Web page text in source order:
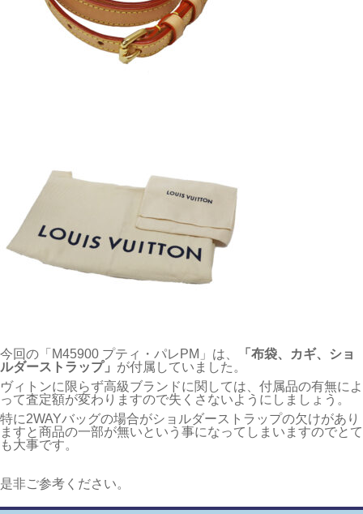
今回の「M45900 プティ・パレPM」は、
「布袋、カギ、ショ
ルダーストラップ」 が付属していました。
ヴィトンに限らず高級ブランドに関しては、付属品の有無によ
って査定額が変わりますので失くさないようにしましょう。
特に2WAYバッグの場合がショルダーストラップの欠けがあり
ますと商品の一部が無いという事になってしまいますのでとて
も大事です。
是非ご参考ください。